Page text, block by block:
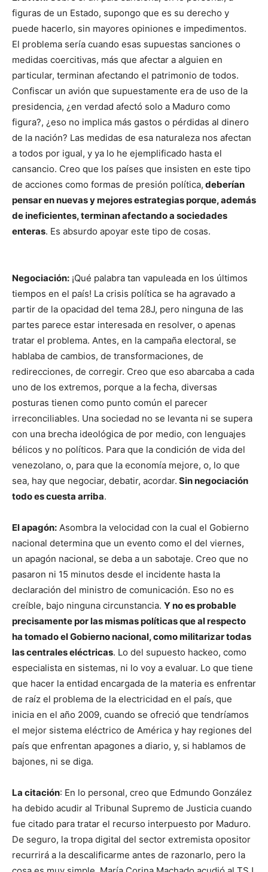
figuras de un Estado, supongo que es su derecho y
puede hacerlo, sin mayores opiniones e impedimentos.
El problema sería cuando esas supuestas sanciones o
medidas coercitivas, más que afectar a alguien en
particular, terminan afectando el patrimonio de todos.
Confiscar un avión que supuestamente era de uso de la
presidencia, ¿en verdad afectó solo a Maduro como
figura?, ¿eso no implica más gastos o pérdidas al dinero
de la nación? Las medidas de esa naturaleza nos afectan
a todos por igual, y ya lo he ejemplificado hasta el
cansancio. Creo que los países que insisten en este tipo
de acciones como formas de presión política, deberían
pensar en nuevas y mejores estrategias porque, además
de ineficientes, terminan afectando a sociedades
enteras. Es absurdo apoyar este tipo de cosas.
Negociación: ¡Qué palabra tan vapuleada en los últimos
tiempos en el país! La crisis política se ha agravado a
partir de la opacidad del tema 28J, pero ninguna de las
partes parece estar interesada en resolver, o apenas
tratar el problema. Antes, en la campaña electoral, se
hablaba de cambios, de transformaciones, de
redirecciones, de corregir. Creo que eso abarcaba a cada
uno de los extremos, porque a la fecha, diversas
posturas tienen como punto común el parecer
irreconciliables. Una sociedad no se levanta ni se supera
con una brecha ideológica de por medio, con lenguajes
bélicos y no políticos. Para que la condición de vida del
venezolano, o, para que la economía mejore, o, lo que
sea, hay que negociar, debatir, acordar. Sin negociación
todo es cuesta arriba.
El apagón: Asombra la velocidad con la cual el Gobierno
nacional determina que un evento como el del viernes,
un apagón nacional, se deba a un sabotaje. Creo que no
pasaron ni 15 minutos desde el incidente hasta la
declaración del ministro de comunicación. Eso no es
creíble, bajo ninguna circunstancia. Y no es probable
precisamente por las mismas políticas que al respecto
ha tomado el Gobierno nacional, como militarizar todas
las centrales eléctricas. Lo del supuesto hackeo, como
especialista en sistemas, ni lo voy a evaluar. Lo que tiene
que hacer la entidad encargada de la materia es enfrentar
de raíz el problema de la electricidad en el país, que
inicia en el año 2009, cuando se ofreció que tendríamos
el mejor sistema eléctrico de América y hay regiones del
país que enfrentan apagones a diario, y, si hablamos de
bajones, ni se diga.
La citación: En lo personal, creo que Edmundo González
ha debido acudir al Tribunal Supremo de Justicia cuando
fue citado para tratar el recurso interpuesto por Maduro.
De seguro, la tropa digital del sector extremista opositor
recurrirá a la descalificarme antes de razonarlo, pero la